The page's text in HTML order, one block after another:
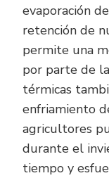
evaporación
retención de
permite una
por parte de
térmicas
enfriamiento
agricultores
durante el
tiempo y